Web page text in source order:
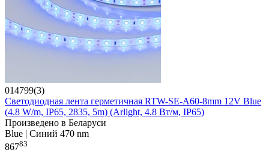
014799(3)
Светодиодная лента герметичная RTW-SE-A60-8mm 12V Blue
(4.8 W/m, IP65, 2835, 5m) (Arlight, 4.8 Вт/м, IP65)
Произведено в Беларуси
Blue | Синий 470 nm
86783